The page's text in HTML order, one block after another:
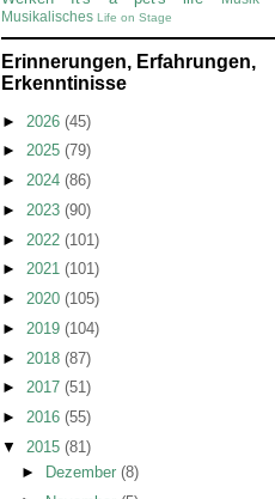
Musikalisches Life on Stage
Erinnerungen, Erfahrungen,
Erkenntinisse
► 2026 (45)
► 2025 (79)
► 2024 (86)
► 2023 (90)
► 2022 (101)
► 2021 (101)
► 2020 (105)
► 2019 (104)
► 2018 (87)
► 2017 (51)
► 2016 (55)
▼ 2015 (81)
►
Dezember (8)